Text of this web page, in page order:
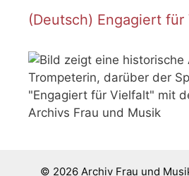
(Deutsch) Engagiert für
© 2026 Archiv Frau und